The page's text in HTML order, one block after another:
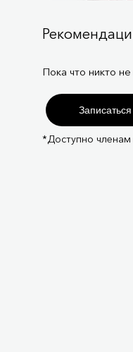
Пока что никто
*Доступно членам